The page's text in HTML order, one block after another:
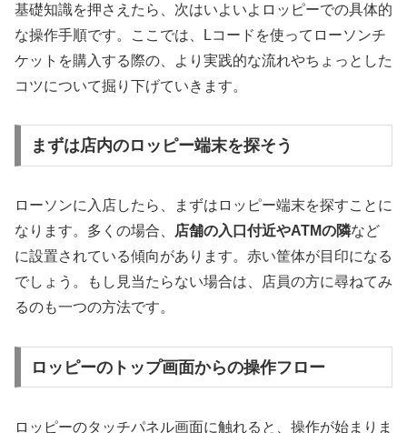
基礎知識を押さえたら、次はいよいよロッピーでの具体的
な操作手順です。ここでは、Lコードを使ってローソンチ
ケットを購入する際の、より実践的な流れやちょっとした
コツについて掘り下げていきます。
まずは店内のロッピー端末を探そう
ローソンに入店したら、まずはロッピー端末を探すことに
なります。多くの場合、
店舗の入口付近やATMの隣など
に設置されている傾向があります。赤い筐体が目印になる
でしょう。もし見当たらない場合は、店員の方に尋ねてみ
るのも一つの方法です。
ロッピーのトップ画面からの操作フロー
ロッピーのタッチパネル画面に触れると、操作が始まりま